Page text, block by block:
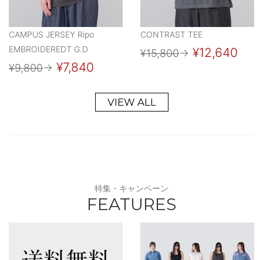
CAMPUS JERSEY Ripo
EMBROIDEREDT G.D
¥9,800→ ¥7,840
CONTRAST TEE
¥15,800→ ¥12,640
VIEW ALL
特集・キャンペーン
FEATURES